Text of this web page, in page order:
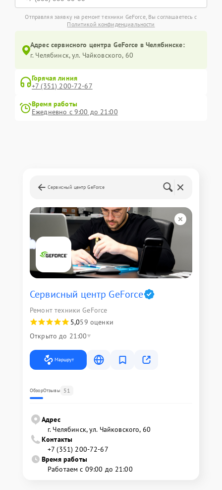
Отправляя заявку на ремонт техники GeForce, Вы соглашаетесь с
Политикой конфиденциальности
Адрес сервисного центра GeForce в Челябинске:
г. Челябинск, ул. Чайковского, 60
Горячая линия
+7 (351) 200-72-67
Время работы
Ежедневно с 9:00 до 21:00
Сервисный центр GeForce
Сервисный центр GeForce
Ремонт техники GeForce
5,059 оценки
Открыто до 21:00
Маршрут
ОбзорОтзывы 51
Адрес
г. Челябинск, ул. Чайковского, 60
Контакты
+7 (351) 200-72-67
Время работы
Работаем с 09:00 до 21:00